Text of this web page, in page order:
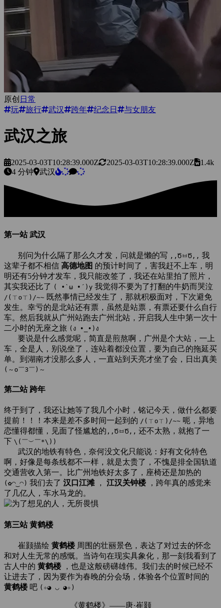
原创 日常
玩
旅行 武汉 跨年 纪念日 与女朋友
武汉之旅
2025-03-03T10:28:39.000Z 2025-03-03T10:28:39.000Z
1.4k
4 分钟
武汉
第一站 武汉
别问为什么隔了那么久才发，问就是懒的写 ,,ԾㅂԾ,, 我
这辈子都不相信 高德地图 的预计时间了，害我赶不上车，明
明还有5分钟才发车，我只能改签了，我还在站里拍了照片，
其实我还比了 ( •̀ ω •́ )y 我觉得不要为了打翻的牛奶而哭泣
/(ㄒoㄒ)/~~ 既然事情已经发生了，那就积极面对，下次避免
发生。幸亏的是北站还有票，虽然是站票，有票还要什么自行
车。然后我就从广州站跑去广州北站，开启我人生中第一次十
二小时的无座之旅 (ง •_•)ง
要说是什么感觉呢，简直是煎熬啊，广州是个大站，一上
车，全是人，别说坐了，连站着都没位置，要为自己的拖延买
单。到湖南才没那么多人，一直站到天亮才坐了会，日出真美
(～o￣3￣)～
第二站 跨年
终于到了，我还让她等了我几个小时，铭记今天，做什么都要
提前！！！本来是差不多时间一起到的 /(ㄒoㄒ)/~~ 呃，异地
恋懂得都懂，见面了怪尴尬的 ,,ԾㅂԾ,, 还不太熟，就抱了一
下 \(￣︶￣*\))
武汉的地铁有特色，奈何没文化只能说：好有文化特色
啊，好像是每条线都不一样，就是太贵了，不愧是排全国轨道
交通营收入第一。比广州地铁好太多了，座椅还是加热的
(✿◠‿◠) 我们去了 汉口江滩 ， 江汉关钟楼 ，跨年真的感觉来
了几亿人，车水马龙的。
第三站 黄鹤楼
崔颢描绘 黄鹤楼 周围的壮丽景色，表达了对过去的怀念
和对人生无常的感慨。当诗句在现实具象化，那一刻我看到了
古人中的 黄鹤楼 ，也是这般磅礴雄伟。我们去的时候已经不
让进去了，因为要作为春晚的分会场，体验各个位置时间的
黄鹤楼 吧 (✧◕ ◡ ◕✧)
《黄鹤楼》——唐·崔颢